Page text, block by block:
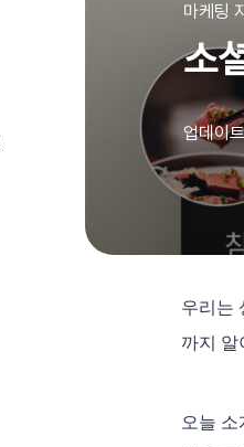
마케팅
소
업데이
우리는
까지
오늘